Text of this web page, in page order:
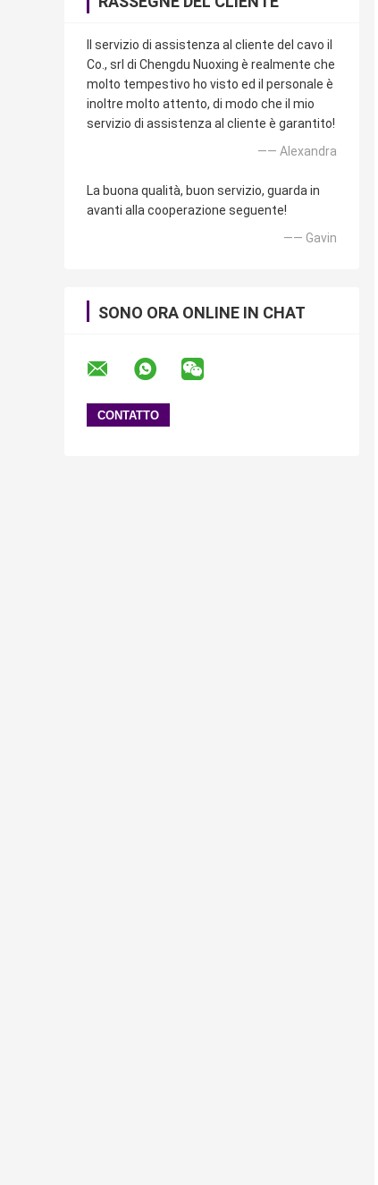
Il servizio di assistenza al cliente del cavo il
Co., srl di Chengdu Nuoxing è realmente che
molto tempestivo ho visto ed il personale è
inoltre molto attento, di modo che il mio
servizio di assistenza al cliente è garantito!
—— Alexandra
La buona qualità, buon servizio, guarda in
avanti alla cooperazione seguente!
—— Gavin
SONO ORA ONLINE IN CHAT